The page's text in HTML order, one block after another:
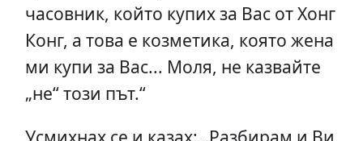
часовник, който купих за Вас от Хонг
Конг, а това е козметика, която жена
ми купи за Вас... Моля, не казвайте
„не“ този път.“
Усмихнах се и казах: „Разбирам и Ви